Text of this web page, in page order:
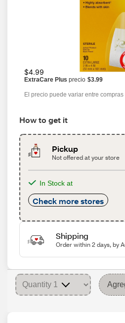
$4.99
ExtraCare Plus precio $3.99
El precio puede variar entre
How to get it
Pickup
Not offered at your store
In Stock at
Check more stores
Shipping
Order within 2 days, by